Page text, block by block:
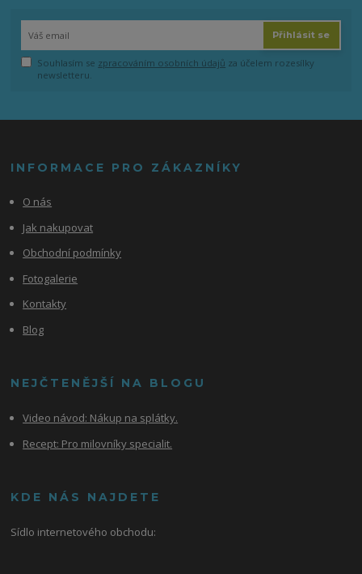
Přihlásit se
Souhlasím se zpracováním osobních údajů za účelem rozesílky
newsletteru.
INFORMACE PRO ZÁKAZNÍKY
O nás
Jak nakupovat
Obchodní podmínky
Fotogalerie
Kontakty
Blog
NEJČTENĚJŠÍ NA BLOGU
Video návod: Nákup na splátky.
Recept: Pro milovníky specialit.
KDE NÁS NAJDETE
Sídlo internetového obchodu: